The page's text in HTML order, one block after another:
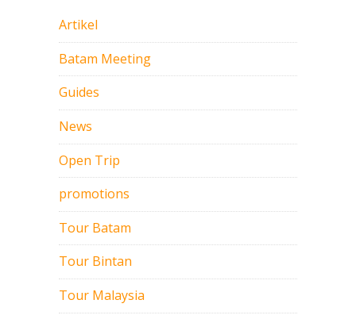
Artikel
Batam Meeting
Guides
News
Open Trip
promotions
Tour Batam
Tour Bintan
Tour Malaysia